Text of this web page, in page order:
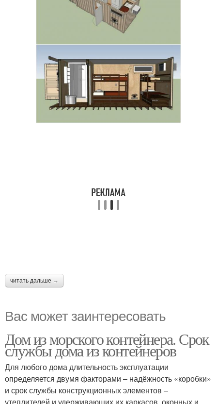
читать дальше →
Вас может заинтересовать
Дом из морского контейнера. Срок
службы дома из контейнеров
Для любого дома длительность эксплуатации
определяется двумя факторами – надёжность «коробки»
и срок службы конструкционных элементов –